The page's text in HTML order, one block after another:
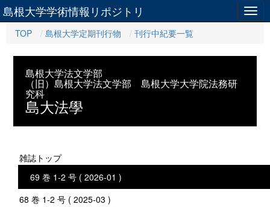
島根大学学術情報リポジトリ
TOP 島根大学定期刊行物 刊行中紀要一覧
島根大学法文学部
（旧）島根大学法文学部 島根大学大学院法務研
究科
島大法學
雑誌トップ
69 巻 1-2 号 ( 2026-01 )
68 巻 1-2 号 ( 2025-03 )